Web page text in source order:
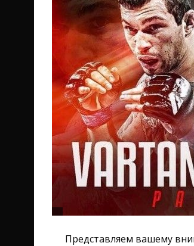
Представляем вашему